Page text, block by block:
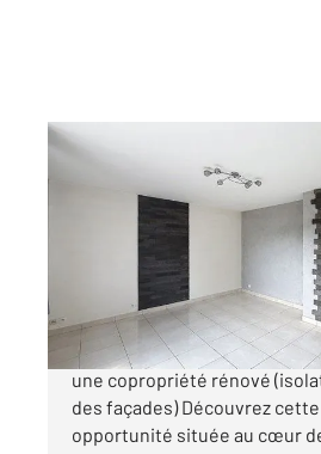
TOMBLAINE 54
Ref : 40277
Appartement F2 à
94 000 €
Tomblaine Bel appartement
une copropriété rénové
des façades) Découvrez
opportunité située au cœur